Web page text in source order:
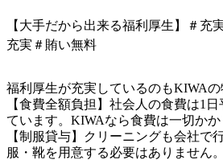
【大手だから出来る福利厚生】＃充
充実＃賄い無料
福利厚生が充実しているのもKIWAの
【食費全額負担】社会人の食費は1
ています。KIWAなら食費は一切かか
【制服貸与】クリーニングも会社で
服・靴を用意する必要はありません。